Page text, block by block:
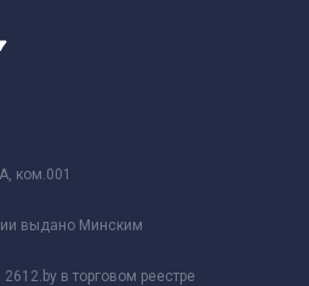
ком.001
выдано Минским
в торговом реестре